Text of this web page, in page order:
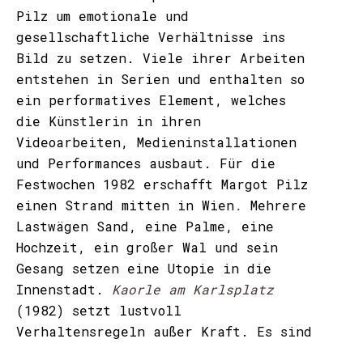
Pilz um emotionale und
gesellschaftliche Verhältnisse ins
Bild zu setzen. Viele ihrer Arbeiten
entstehen in Serien und enthalten so
ein performatives Element, welches
die Künstlerin in ihren
Videoarbeiten, Medieninstallationen
und Performances ausbaut. Für die
Festwochen 1982 erschafft Margot Pilz
einen Strand mitten in Wien. Mehrere
Lastwägen Sand, eine Palme, eine
Hochzeit, ein großer Wal und sein
Gesang setzen eine Utopie in die
Innenstadt. Kaorle am Karlsplatz
(1982) setzt lustvoll
Verhaltensregeln außer Kraft. Es sind